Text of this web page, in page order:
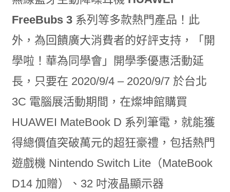
FreeBubs 3系列等多款熱門產品！此
外，為回饋廣大消費者的好評支持，「開
學啦！華為同學會」開學季優惠活動延
長，只要在 2020/9/4 – 2020/9/7 於台北
3C 電腦展活動期間，在燦坤館購買
HUAWEI MateBook D 系列筆電，就能獲
得總價值突破萬元的超狂豪禮，包括熱門
遊戲機 Nintendo Switch Lite（MateBook
D14 加贈）、32 吋液晶顯示器